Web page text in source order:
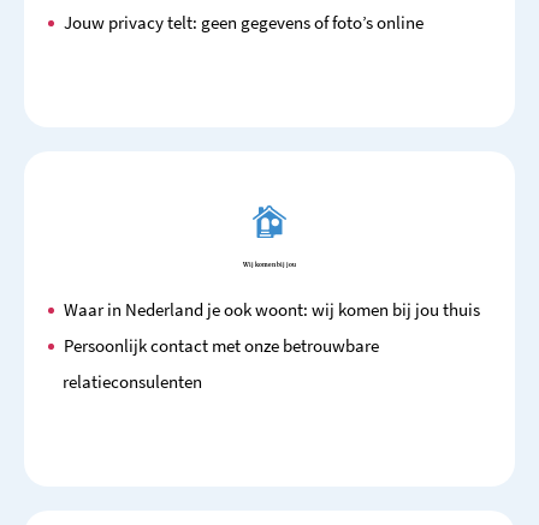
Jouw privacy telt: geen gegevens of foto’s online
Wij komen bij jou
Waar in Nederland je ook woont: wij komen bij jou thuis
Persoonlijk contact met onze betrouwbare
relatieconsulenten